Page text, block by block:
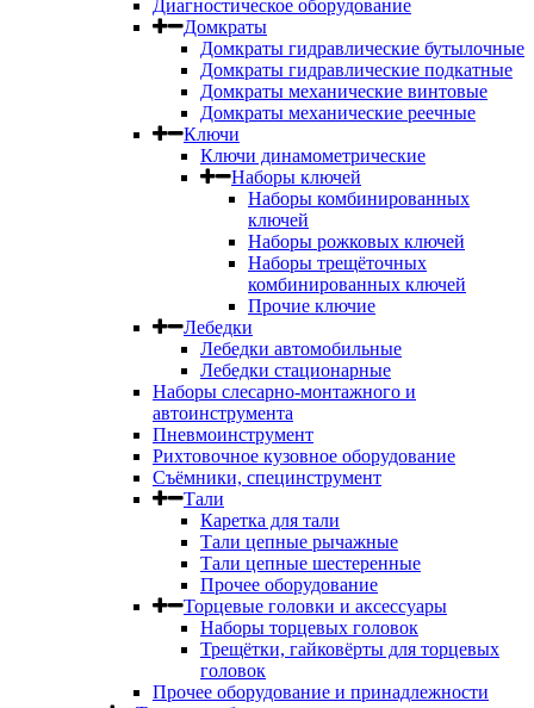
Диагностическое оборудование
Домкраты
Домкраты гидравлические бутылочные
Домкраты гидравлические подкатные
Домкраты механические винтовые
Домкраты механические реечные
Ключи
Ключи динамометрические
Наборы ключей
Наборы комбинированных
ключей
Наборы рожковых ключей
Наборы трещёточных
комбинированных ключей
Прочие ключие
Лебедки
Лебедки автомобильные
Лебедки стационарные
Наборы слесарно-монтажного и
автоинструмента
Пневмоинструмент
Рихтовочное кузовное оборудование
Съёмники, специнструмент
Тали
Каретка для тали
Тали цепные рычажные
Тали цепные шестеренные
Прочее оборудование
Торцевые головки и аксессуары
Наборы торцевых головок
Трещётки, гайковёрты для торцевых
головок
Прочее оборудование и принадлежности